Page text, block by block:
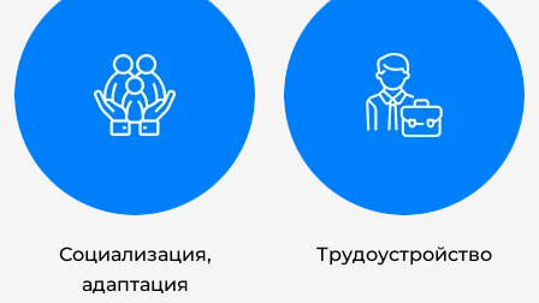
прозрачно: договор, Лицензия, цена не изменилась. Врач не
давил, не обещал чудес — дал инструкцию: «что делать, когда
начинается тяга». Муж сам стал пропускать «утреннюю
бутылку». Соседи не знают. Я снова сплю спокойно.
Услуга: Консультация + Инструкция для близких
Алексей К.
Социализация,
адаптация
Трудоустройство